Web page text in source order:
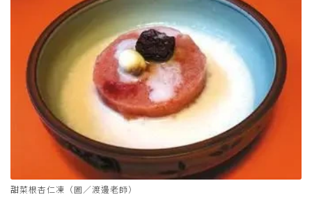
甜菜根杏仁凍（圖／渡邊老師）